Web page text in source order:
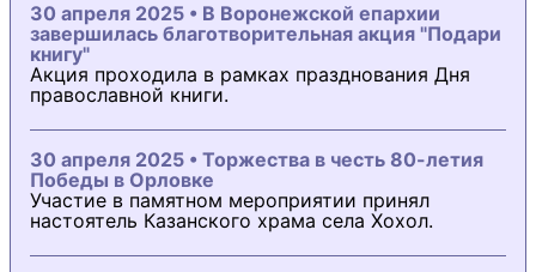
30 апреля 2025 • В Воронежской епархии
завершилась благотворительная акция "Подари
книгу"
Акция проходила в рамках празднования Дня
православной книги.
30 апреля 2025 • Торжества в честь 80-летия
Победы в Орловке
Участие в памятном мероприятии принял
настоятель Казанского храма села Хохол.